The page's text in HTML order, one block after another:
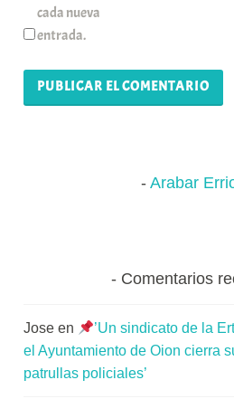
cada nueva
entrada.
Arabar
Comentarios
Jose en
’Un sindicato de la
el Ayuntamiento de Oion cierra
patrullas policiales’